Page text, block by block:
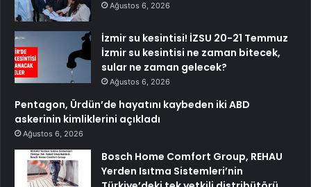
Ağustos 6, 2026
İzmir su kesintisi! İZSU 20-21 Temmuz
İzmir su kesintisi ne zaman bitecek,
sular ne zaman gelecek?
Ağustos 6, 2026
Pentagon, Ürdün’de hayatını kaybeden iki ABD
askerinin kimliklerini açıkladı
Ağustos 6, 2026
Bosch Home Comfort Group, REHAU
Yerden Isıtma Sistemleri’nin